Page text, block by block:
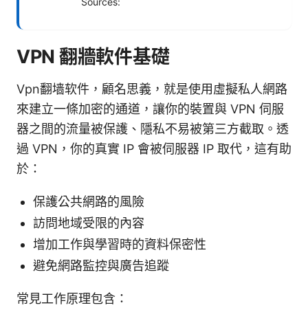
VPN 翻牆軟件基礎
Vpn翻墙软件，顧名思義，就是使用虛擬私人網路
來建立一條加密的通道，讓你的裝置與 VPN 伺服
器之間的流量被保護、隱私不易被第三方截取。透
過 VPN，你的真實 IP 會被伺服器 IP 取代，這有助
於：
保護公共網路的風險
訪問地域受限的內容
增加工作與學習時的資料保密性
避免網路監控與廣告追蹤
常見工作原理包含：